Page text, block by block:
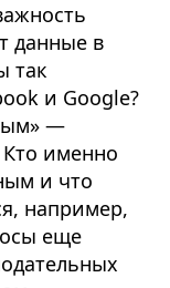
данные в
так
и Google?
—
Кто именно
и что
например,
еще